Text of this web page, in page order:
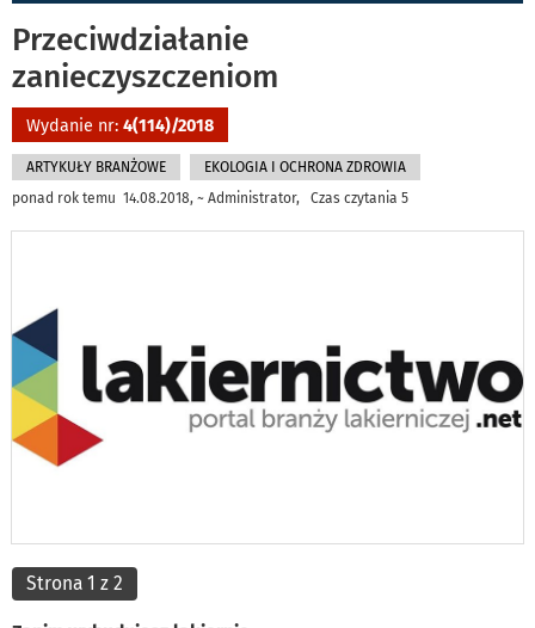
Przeciwdziałanie
zanieczyszczeniom
Wydanie nr: 4(114)/2018
ARTYKUŁY BRANŻOWE
EKOLOGIA I OCHRONA ZDROWIA
ponad rok temu 14.08.2018, ~ Administrator, Czas czytania 5
Strona 1 z 2